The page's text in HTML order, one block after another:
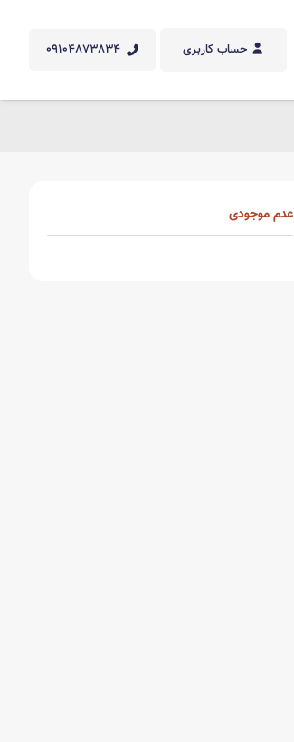
حساب کاربری 09104873834
عدم موجودی